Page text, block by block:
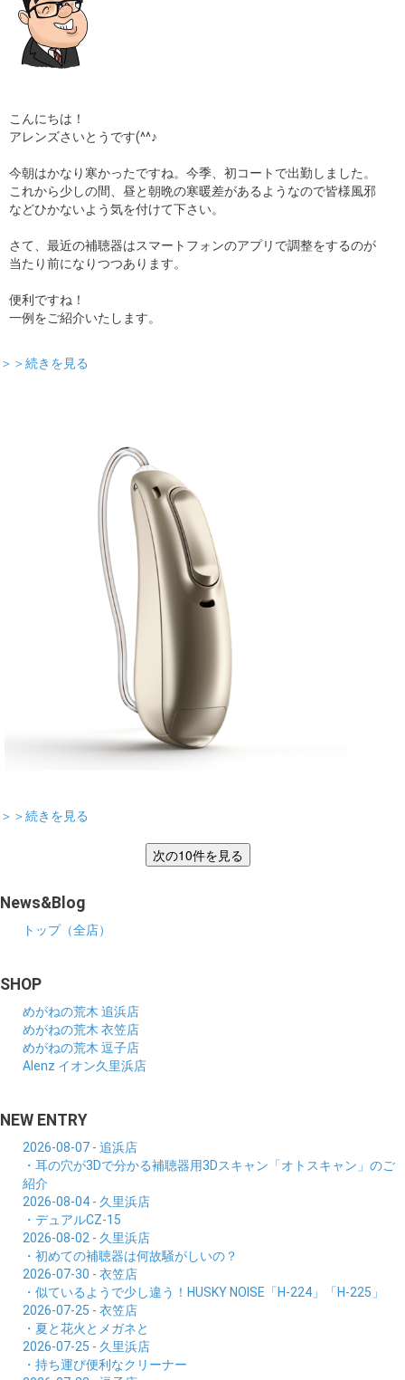
こんにちは！
アレンズさいとうです(^^♪
今朝はかなり寒かったですね。今季、初コートで出勤しました。
これから少しの間、昼と朝晩の寒暖差があるようなので皆様風邪
などひかないよう気を付けて下さい。
さて、最近の補聴器はスマートフォンのアプリで調整をするのが
当たり前になりつつあります。
便利ですね！
一例をご紹介いたします。
＞＞続きを見る
＞＞続きを見る
News&Blog
トップ（全店）
SHOP
めがねの荒木 追浜店
めがねの荒木 衣笠店
めがねの荒木 逗子店
Alenz イオン久里浜店
NEW ENTRY
2026-08-07 - 追浜店
・耳の穴が3Dで分かる補聴器用3Dスキャン「オトスキャン」のご
紹介
2026-08-04 - 久里浜店
・デュアルCZ-15
2026-08-02 - 久里浜店
・初めての補聴器は何故騒がしいの？
2026-07-30 - 衣笠店
・似ているようで少し違う！HUSKY NOISE「H-224」「H-225」
2026-07-25 - 衣笠店
・夏と花火とメガネと
2026-07-25 - 久里浜店
・持ち運び便利なクリーナー